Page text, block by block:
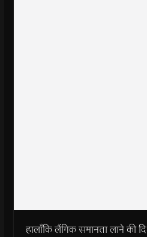
हालाँकि लैंगिक समानता लाने की